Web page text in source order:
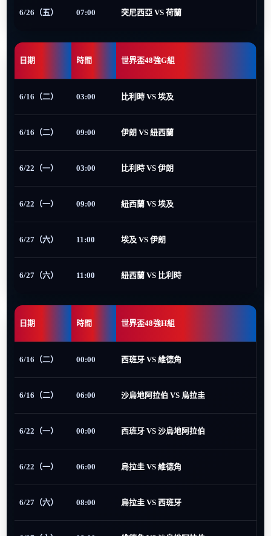
6/26（五） 07:00 突尼西亞 VS 荷蘭
日期 時間 世界盃48強G組
6/16（二） 03:00 比利時 VS 埃及
6/16（二） 09:00 伊朗 VS 紐西蘭
6/22（一） 03:00 比利時 VS 伊朗
6/22（一） 09:00 紐西蘭 VS 埃及
6/27（六） 11:00 埃及 VS 伊朗
6/27（六） 11:00 紐西蘭 VS 比利時
日期 時間 世界盃48強H組
6/16（二） 00:00 西班牙 VS 維德角
6/16（二） 06:00 沙烏地阿拉伯 VS 烏拉圭
6/22（一） 00:00 西班牙 VS 沙烏地阿拉伯
6/22（一） 06:00 烏拉圭 VS 維德角
6/27（六） 08:00 烏拉圭 VS 西班牙